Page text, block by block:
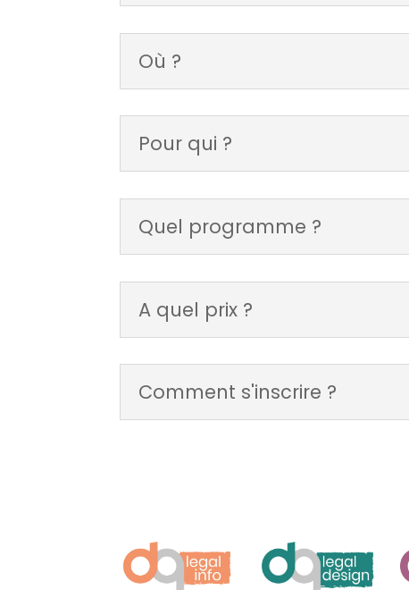
Où ?
Pour qui ?
Quel programme ?
A quel prix ?
Comment s'inscrire ?